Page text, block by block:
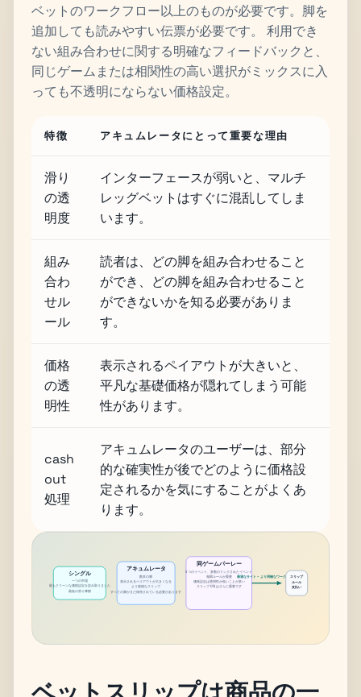
ベットのワークフロー以上のものが必要です。脚を
追加しても読みやすい伝票が必要です。 利用でき
ない組み合わせに関する明確なフィードバックと、
同じゲームまたは相関性の高い選択がミックスに入
っても不透明にならない価格設定。
特徴 アキュムレータにとって重要な理由
滑り
の透
明度
インターフェースが弱いと、マルチ
レッグベットはすぐに混乱してしま
います。
組み
合わ
せル
ール
読者は、どの脚を組み合わせること
ができ、どの脚を組み合わせること
ができないかを知る必要がありま
す。
価格
の透
明性
表示されるペイアウトが大きいと、
平凡な基礎価格が隠れてしまう可能
性があります。
cash
out
処理
アキュムレータのユーザーは、部分
的な確実性が後でどのように価格設
定されるかを気にすることがよくあ
ります。
シングル
一つの市場
最もクリーンな価格設定を読み取りました
最低の滑り摩擦
アキュムレータ
数本の脚
表示されるペイアウトが大きくなる
より複雑なスリップ
すべての脚がまだ保持されている必要があります
同ゲームパーレー
1 つのイベント、多数のリンクされたイベント
相関ルールが重要
価格設定は透明性が低いことが多い
スリップ UX はさらに重要です
最適なサイト = より明確なワークフロースリップ
ルール
支払い